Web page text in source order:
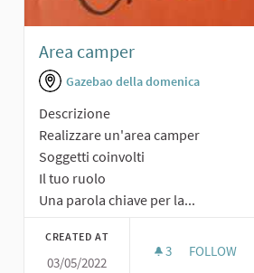
Area camper
Gazebao della domenica
Descrizione
Realizzare un'area camper
Soggetti coinvolti
Il tuo ruolo
Una parola chiave per la...
CREATED AT
03/05/2022
3 3 FOLLOWERS
FOLLOW